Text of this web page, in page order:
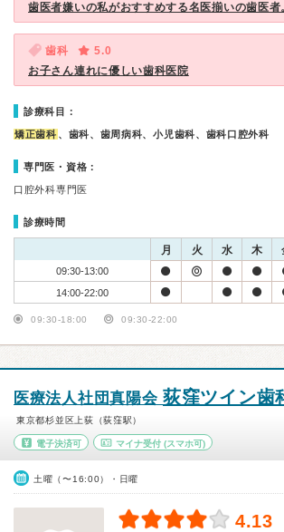
歯医者嫌いの私がおすすめする名医揃いの歯医者
歯科
5.0
お子さん連れに優しい歯科医院
診療科目：
矯正歯科 、歯科、歯周病科、小児歯科、歯科口腔外科
専門医・資格：
口腔外科専門医
診療時間
月 火 水 木
09:30-13:00
14:00-22:00
09:30-18:00 09:30-22:00
医療法人社団真陽会 荻窪ツイン歯
東京都杉並区上荻（荻窪駅）
電子決済可 マイナ受付(スマホ可)
土曜（〜16:00）・日曜
4.13